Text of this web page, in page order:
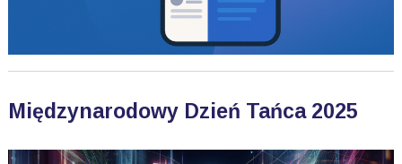
Międzynarodowy Dzień Tańca 2025